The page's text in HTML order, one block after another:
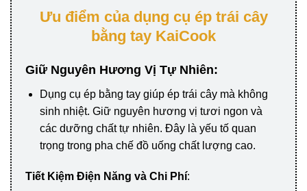
Ưu điểm của dụng cụ ép trái cây
bằng tay KaiCook
Giữ Nguyên Hương Vị Tự Nhiên:
Dụng cụ ép bằng tay giúp ép trái cây mà không
sinh nhiệt. Giữ nguyên hương vị tươi ngon và
các dưỡng chất tự nhiên. Đây là yếu tố quan
trọng trong pha chế đồ uống chất lượng cao.
Tiết Kiệm Điện Năng và Chi Phí: